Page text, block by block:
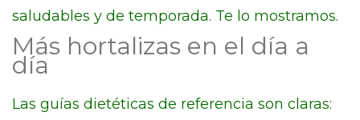
saludables y de temporada. Te lo mostramos.
Más hortalizas en el día a
día
Las guías dietéticas de referencia son claras: